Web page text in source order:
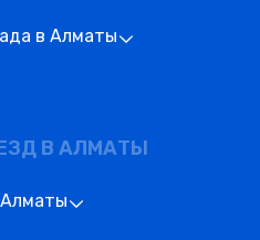
в Алматы
В АЛМАТЫ